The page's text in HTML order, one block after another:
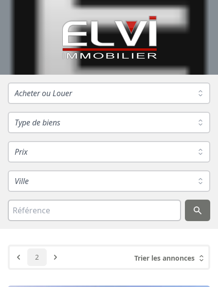
Acheter ou Louer
Type de biens
Prix
Ville
2 Trier les annonces